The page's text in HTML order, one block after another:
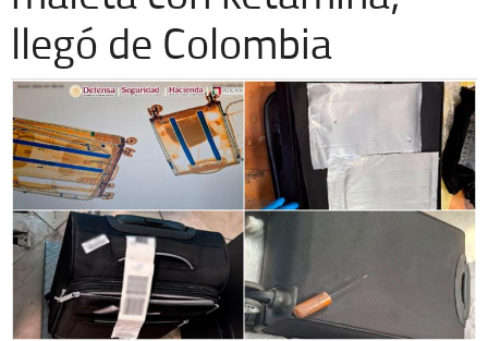
Espectáculos
Deportes
Extra +
llegó de Colombia